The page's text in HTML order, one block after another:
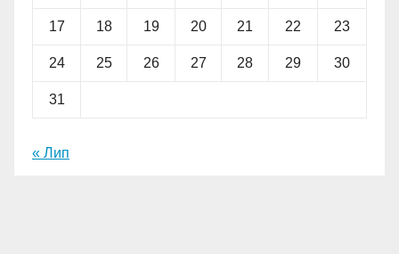
17 18 19 20 21 22 23
24 25 26 27 28 29 30
31
« Лип